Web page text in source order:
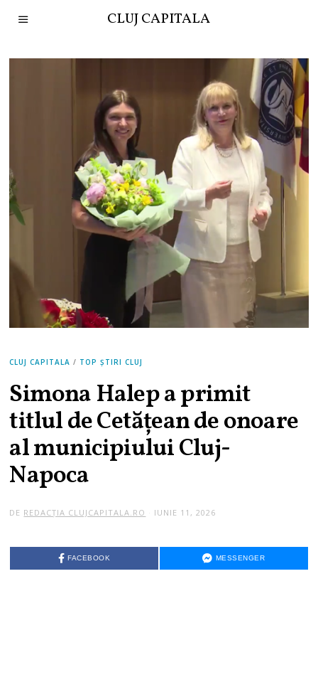
CLUJ CAPITALA
CLUJ CAPITALA / TOP ȘTIRI CLUJ
Simona Halep a primit
titlul de Cetățean de onoare
al municipiului Cluj-
Napoca
DE REDACȚIA CLUJCAPITALA.RO IUNIE 11, 2026
FACEBOOK MESSENGER